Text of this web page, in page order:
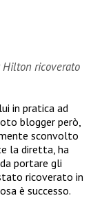
Hilton ricoverato
in pratica ad
blogger però,
sconvolto
la diretta, ha
portare gli
ricoverato in
è successo.